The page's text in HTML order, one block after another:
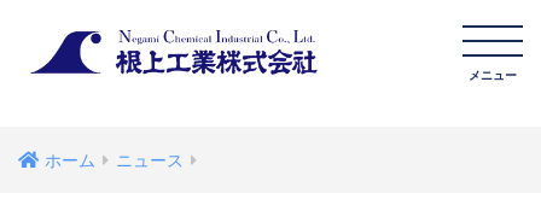
ホーム ニュース